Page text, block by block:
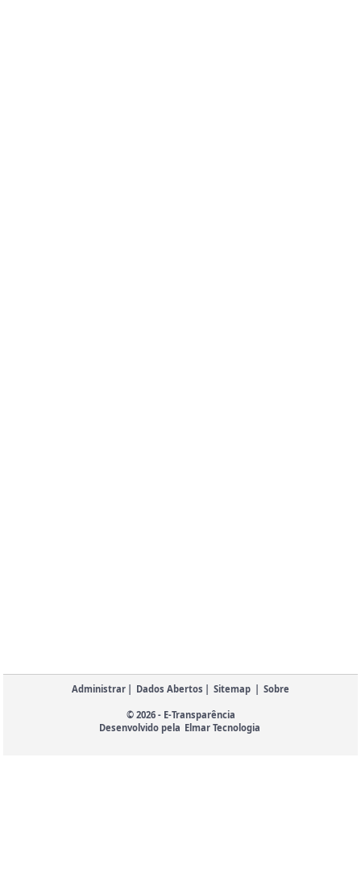
Administrar Dados Abertos Sitemap Sobre
© 2026 - E-Transparência
Desenvolvido pela Elmar Tecnologia